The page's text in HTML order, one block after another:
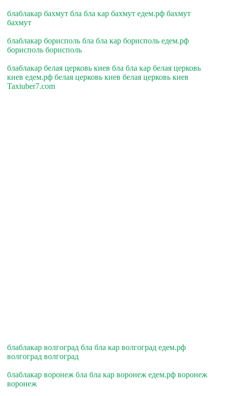
блаблакар бахмут бла бла кар бахмут едем.рф бахмут
бахмут
блаблакар борисполь бла бла кар борисполь едем.рф
борисполь борисполь
блаблакар белая церковь киев бла бла кар белая церковь
киев едем.рф белая церковь киев белая церковь киев
Taxiuber7.com
блаблакар волгоград бла бла кар волгоград едем.рф
волгоград волгоград
блаблакар воронеж бла бла кар воронеж едем.рф воронеж
воронеж